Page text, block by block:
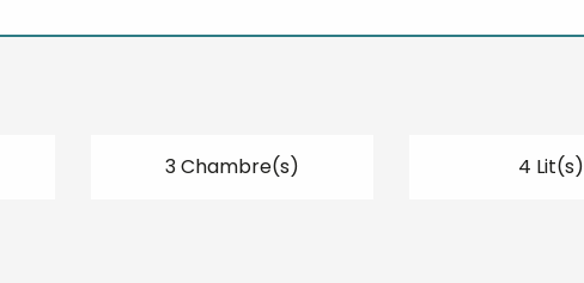
3 Chambre(s) 4 Lit(s)